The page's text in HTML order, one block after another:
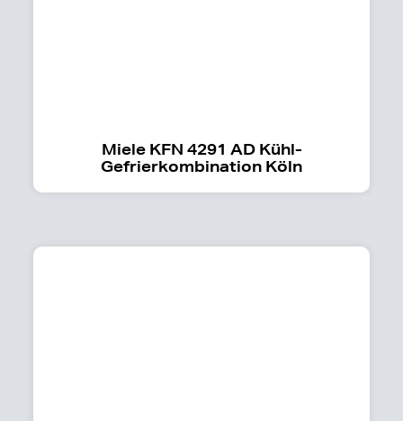
Miele KFN 4291 AD Kühl-
Gefrierkombination Köln